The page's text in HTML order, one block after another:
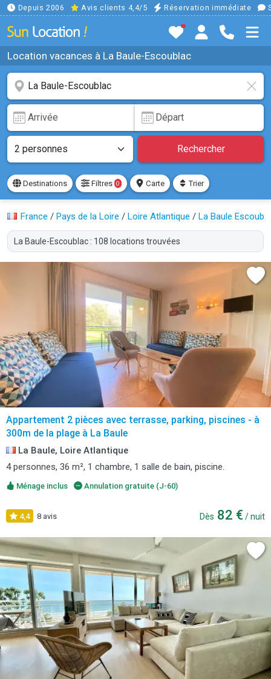
Depuis 2006 Avis clients 4,4/5 Réservation immédiate
Location vacances à La Baule-Escoublac
Rechercher
Destinations Filtres 0 Carte Trier
France / Pays de la Loire / Loire Atlantique / La Baule
La Baule-Escoublac : 108 locations trouvées
Appartement 2 pièces avec terrasse, parking, piscines - à
300m de la plage à La Baule
La Baule, Loire Atlantique
4 personnes, 36 m², 1 chambre, 1 salle de bain, piscine.
Ménage inclus Annulation gratuite (J-60)
4,4 8 avis Dès 82 € / nuit